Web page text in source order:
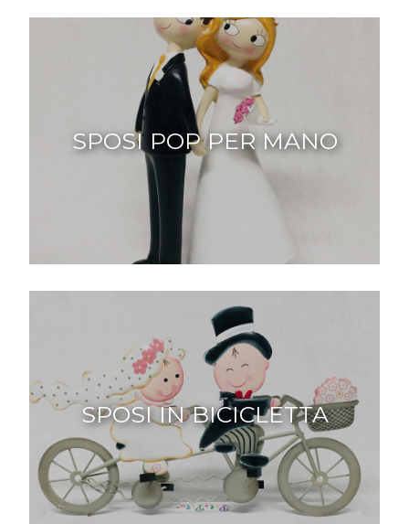
SPOSI POP PER MANO
SPOSI IN BICICLETTA